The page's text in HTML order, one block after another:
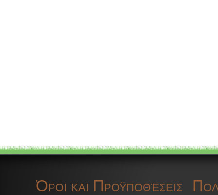
Όροι και Προϋποθέσεις